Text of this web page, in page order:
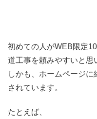
初めての人がWEB限定
道工事を頼みやすいと思
しかも、ホームページ
されています。
たとえば、